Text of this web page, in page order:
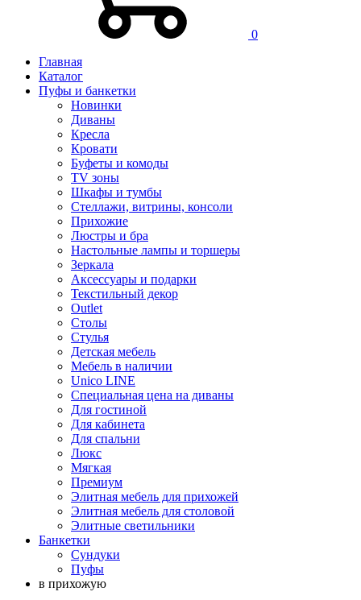
0
Главная
Каталог
Пуфы и банкетки
Новинки
Диваны
Кресла
Кровати
Буфеты и комоды
TV зоны
Шкафы и тумбы
Стеллажи, витрины, консоли
Прихожие
Люстры и бра
Настольные лампы и торшеры
Зеркала
Аксессуары и подарки
Текстильный декор
Outlet
Столы
Стулья
Детская мебель
Мебель в наличии
Unico LINE
Специальная цена на диваны
Для гостиной
Для кабинета
Для спальни
Люкс
Мягкая
Премиум
Элитная мебель для прихожей
Элитная мебель для столовой
Элитные светильники
Банкетки
Сундуки
Пуфы
в прихожую